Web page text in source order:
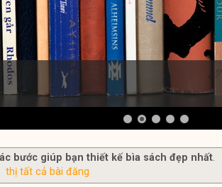
bước giúp bạn thiết kế bìa sách đẹp nhất.
thị tất cả bài đăng